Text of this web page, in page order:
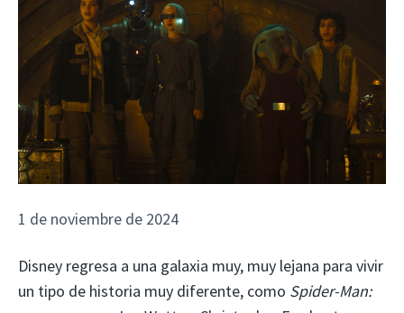
1 de noviembre de 2024
Disney regresa a una galaxia muy, muy lejana para vivir
un tipo de historia muy diferente, como Spider-Man: